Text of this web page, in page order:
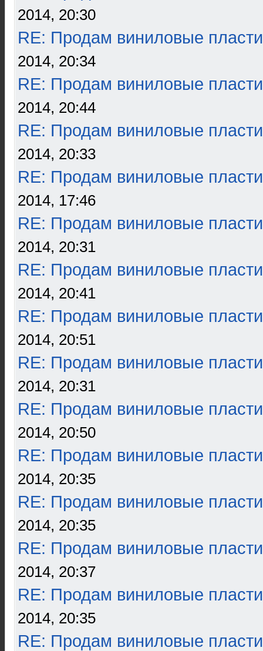
2014, 20:30
RE: Продам виниловые
2014, 20:34
RE: Продам виниловые
2014, 20:44
RE: Продам виниловые
2014, 20:33
RE: Продам виниловые
2014, 17:46
RE: Продам виниловые
2014, 20:31
RE: Продам виниловые
2014, 20:41
RE: Продам виниловые
2014, 20:51
RE: Продам виниловые
2014, 20:31
RE: Продам виниловые
2014, 20:50
RE: Продам виниловые
2014, 20:35
RE: Продам виниловые
2014, 20:35
RE: Продам виниловые
2014, 20:37
RE: Продам виниловые
2014, 20:35
RE: Продам виниловые